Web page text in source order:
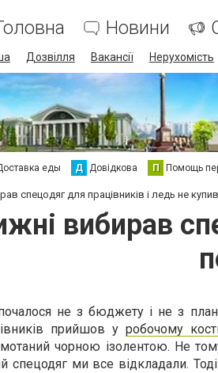
Новини
Дозвілля Вакансії Нерухомість
еды Д Довідкова П Помощь
спецодяг для працівників і ледь не
вибирав
не з бюджету і не з
прийшов уробочому
чорною ізолентою. Не
спецодяг ми все відкладали.